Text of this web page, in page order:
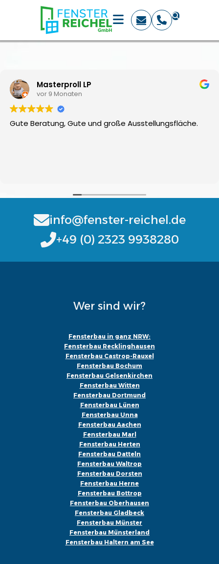
Masterproll LP
vor 9 Monaten
Gute Beratung, Gute und große Ausstellungsfläche.
info@fenster-reichel.de
+49 (0) 2323 9938280
Wer sind wir?
Fensterbau in ganz NRW:
Fensterbau Recklinghausen
Fensterbau Castrop-Rauxel
Fensterbau Bochum
Fensterbau Gelsenkirchen
Fensterbau Witten
Fensterbau Dortmund
Fensterbau Lünen
Fensterbau Unna
Fensterbau Aachen
Fensterbau Marl
Fensterbau Herten
Fensterbau Datteln
Fensterbau Waltrop
Fensterbau Dorsten
Fensterbau Herne
Fensterbau Bottrop
Fensterbau Oberhausen
Fensterbau Gladbeck
Fensterbau Münster
Fensterbau Münsterland
Fensterbau Haltern am See